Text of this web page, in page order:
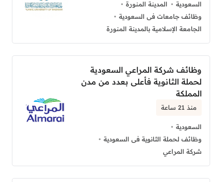
السعودية
المدينة المنورة
وظائف جامعات فى السعودية
الجامعة الإسلامية بالمدينة المنورة
وظائف شركة المراعي السعودية
لحملة الثانوية فأعلى بعدد من مدن
المملكة
منذ 21 ساعة
السعودية
وظائف لحملة الثانوية فى السعودية
شركة المراعي